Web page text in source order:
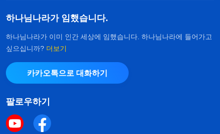
그 후 저는 다음과 같은 하나님의 말씀이 떠올랐습
니다. 『하나님이 사람에게 주는 시련은 대부분 사람
에게 더해 주는 부담이다. 하나님이 얼마나 큰 부담
을 더해 주든 너는 마땅히 그것을 짊어져야 한다. 하
나님은 네가 그것을 감당할 수 있음을 알고 있기 때
문이다. 하나님이 네게 주는 부담은 네 분량이나 감
당할 수 있는 한계를 초과하지 않으므로 너는 분명
감당할 수 있을 것이다. 하나님이 어떤 부담과 시련
하나님나라가 임했습니다.
하나님나라가 이미 인간 세상에 임했습니다. 하나님나라에 들어가고
싶으십니까? 더보기
카카오톡으로 대화하기
팔로우하기